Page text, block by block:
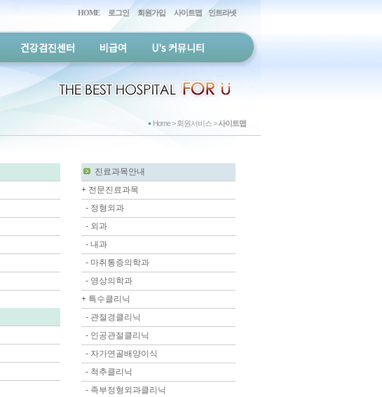
HOME 로그인 회원가입 사이트맵 인트라넷
건강검진센터 비급여 U's 커뮤니티
Home > 회원서비스 >사이트맵
진료과목안내
+ 전문진료과목
- 정형외과
- 외과
- 내과
- 마취통증의학과
- 영상의학과
+ 특수클리닉
- 관절경클리닉
- 인공관절클리닉
- 자가연골배양이식
- 척추클리닉
- 족부정형외과클리닉